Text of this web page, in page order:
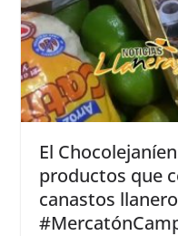
El
productos que
canastos